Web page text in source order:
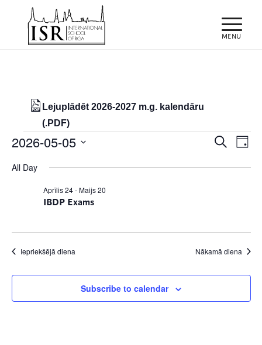
Lejuplādēt 2026-2027 m.g. kalendāru
(.PDF)
Notikumi
for
05/05/2026
Meklēt
Day
2026-05-05
All Day
IBDP Exams
Aprīlis 24-Maijs 20
Iepriekšējā diena Nākamā diena
Subscribe to calendar